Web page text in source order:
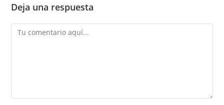
Deja una respuesta